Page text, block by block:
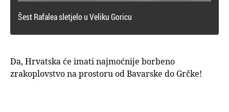
Šest Rafalea sletjelo u Veliku Goricu
Da, Hrvatska će imati najmoćnije borbeno
zrakoplovstvo na prostoru od Bavarske do Grčke!